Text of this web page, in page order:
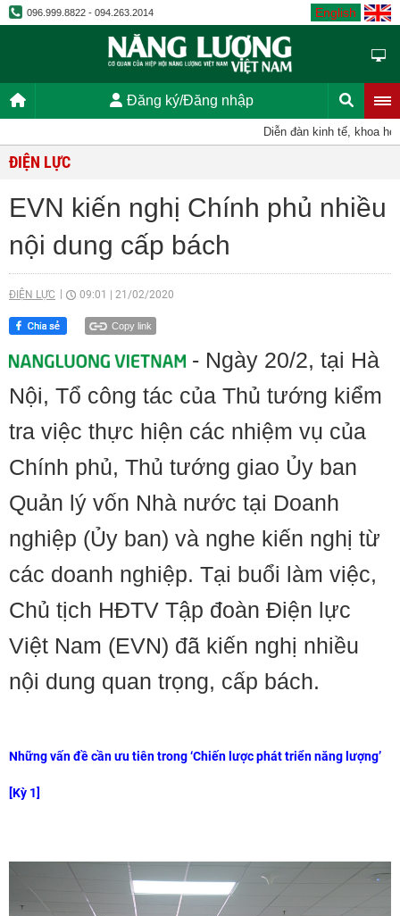
096.999.8822 - 094.263.2014 English
Đăng ký/Đăng nhập
Diễn đàn kinh tế, khoa
ĐIỆN LỰC
EVN kiến nghị Chính phủ nhiều
nội dung cấp bách
ĐIỆN LỰC 09:01 21/02/2020
Copy link
- Ngày 20/2, tại Hà
Nội, Tổ công tác của Thủ tướng kiểm
tra việc thực hiện các nhiệm vụ của
Chính phủ, Thủ tướng giao Ủy ban
Quản lý vốn Nhà nước tại Doanh
nghiệp (Ủy ban) và nghe kiến nghị từ
các doanh nghiệp. Tại buổi làm việc,
Chủ tịch HĐTV Tập đoàn Điện lực
Việt Nam (EVN) đã kiến nghị nhiều
nội dung quan trọng, cấp bách.
Những vấn đề cần ưu tiên trong ‘Chiến lược phát triển năng lượng’
[Kỳ 1]